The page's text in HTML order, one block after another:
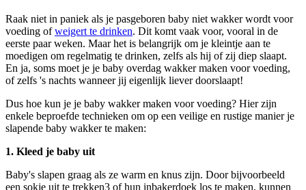
Raak niet in paniek als je pasgeboren baby niet wakker wordt voor
voeding of weigert te drinken. Dit komt vaak voor, vooral in de
eerste paar weken. Maar het is belangrijk om je kleintje aan te
moedigen om regelmatig te drinken, zelfs als hij of zij diep slaapt.
En ja, soms moet je je baby overdag wakker maken voor voeding,
of zelfs 's nachts wanneer jij eigenlijk liever doorslaapt!
Dus hoe kun je je baby wakker maken voor voeding? Hier zijn
enkele beproefde technieken om op een veilige en rustige manier je
slapende baby wakker te maken:
1. Kleed je baby uit
Baby's slapen graag als ze warm en knus zijn. Door bijvoorbeeld
een sokje uit te trekken3 of hun inbakerdoek los te maken, kunnen